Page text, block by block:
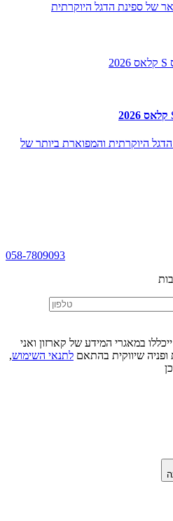
של ספינת הדגל היוקרתית
היוקרתית והמפוארת ביותר של
058-7809093
במאגרי המידע של קארזון ואני
שיווקית בהתאם לתנאי השימוש,